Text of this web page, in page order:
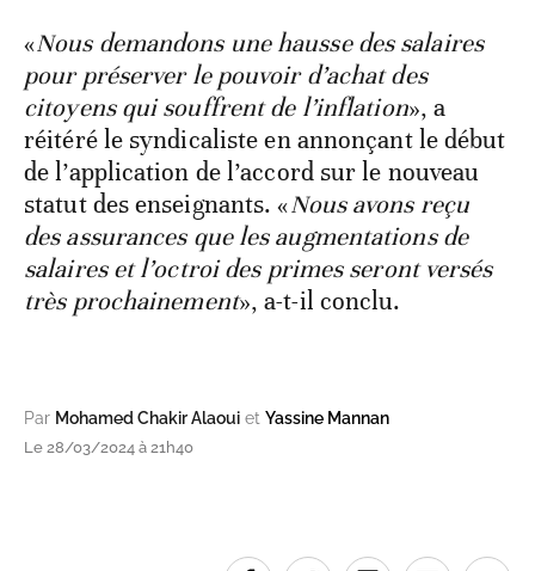
«Nous demandons une hausse des salaires
pour préserver le pouvoir d’achat des
citoyens qui souffrent de l’inflation», a
réitéré le syndicaliste en annonçant le début
de l’application de l’accord sur le nouveau
statut des enseignants. «Nous avons reçu
des assurances que les augmentations de
salaires et l’octroi des primes seront versés
très prochainement», a-t-il conclu.
Par Mohamed Chakir Alaoui et Yassine Mannan
Le 28/03/2024 à 21h40